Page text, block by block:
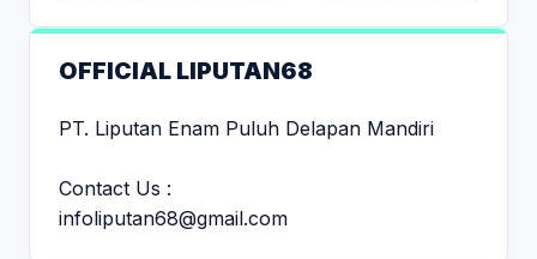
OFFICIAL LIPUTAN68
PT. Liputan Enam Puluh Delapan Mandiri
Contact Us :
infoliputan68@gmail.com